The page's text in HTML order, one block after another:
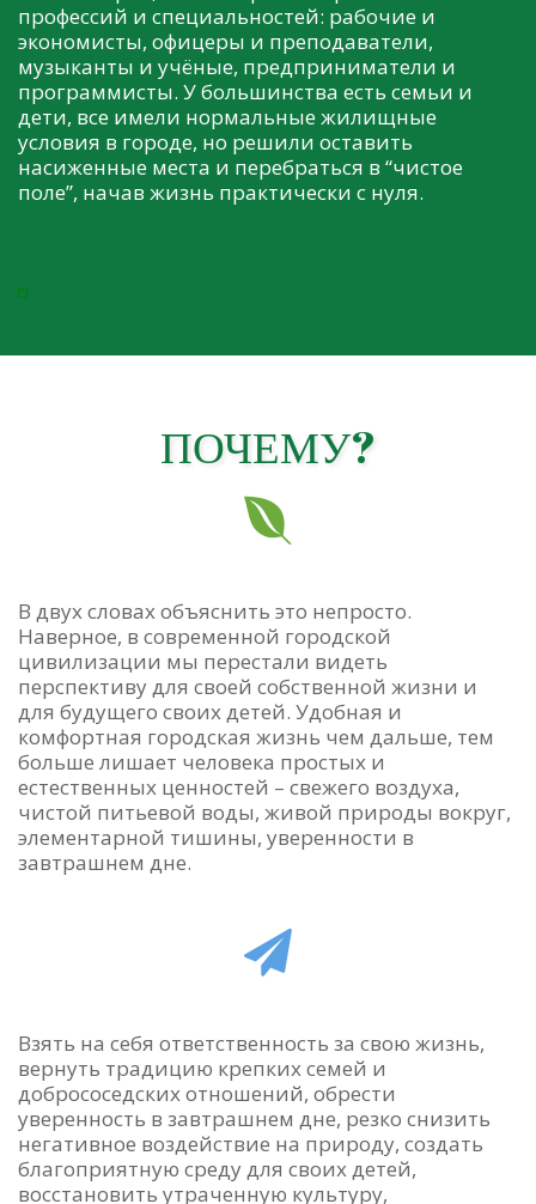
Подпишитесь!
последних
новостей!
профессий и специальностей: рабочие и
экономисты, офицеры и преподаватели,
музыканты и учёные, предприниматели и
программисты. У большинства есть семьи и
дети, все имели нормальные жилищные
условия в городе, но решили оставить
насиженные места и перебраться в “чистое
поле”, начав жизнь практически с нуля.
ПОЧЕМУ?
В двух словах объяснить это непросто.
Наверное, в современной городской
цивилизации мы перестали видеть
перспективу для своей собственной жизни и
для будущего своих детей. Удобная и
комфортная городская жизнь чем дальше, тем
больше лишает человека простых и
естественных ценностей – свежего воздуха,
чистой питьевой воды, живой природы вокруг,
элементарной тишины, уверенности в
завтрашнем дне.
Взять на себя ответственность за свою жизнь,
вернуть традицию крепких семей и
добрососедских отношений, обрести
уверенность в завтрашнем дне, резко снизить
негативное воздействие на природу, создать
благоприятную среду для своих детей,
восстановить утраченную культуру,